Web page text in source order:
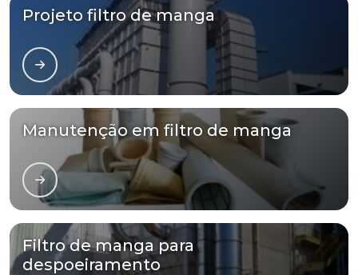
Projeto filtro de manga
Manutenção em filtro de manga
Filtro de manga para
despoeiramento